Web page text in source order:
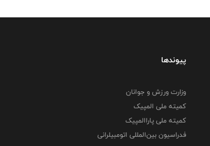
پیوندها
وزارت ورزش و جوانان
کمیته ملی المپیک
کمیته ملی پاراالمپیک
فدراسیون بین‌المللی اتومبیلرانی